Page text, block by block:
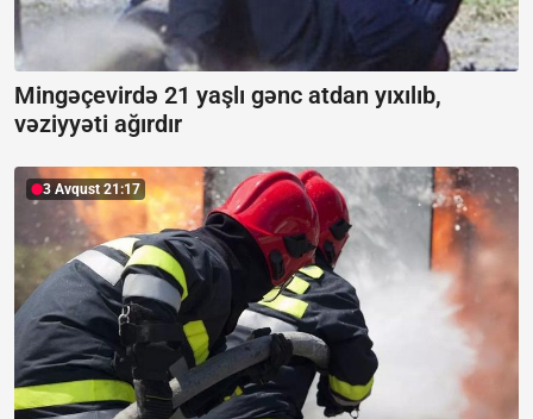
Mingəçevirdə 21 yaşlı gənc atdan yıxılıb,
vəziyyəti ağırdır
3 Avqust 21:17